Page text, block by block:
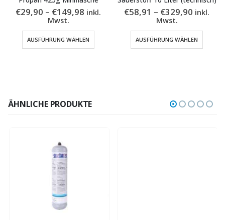
€29,90 – €149,98 Preisspanne:
€149,98
inkl.
Mwst.
AUSFÜHRUNG WÄHLEN
Dieses Produkt weist mehrere Varianten auf. Die Optionen können auf der Produktseite gewählt werden
€58,91 – €329,90
€329,90
inkl.
Mwst.
AUSFÜHRUNG WÄHLEN
Dieses Produkt weist mehrere Varianten auf. Die Optionen können auf der Produktseite
ÄHNLICHE PRODUKTE